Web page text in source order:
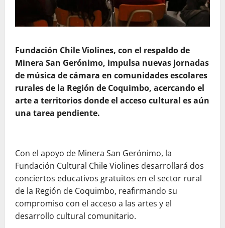
Fundación Chile Violines, con el respaldo de
Minera San Gerónimo, impulsa nuevas jornadas
de música de cámara en comunidades escolares
rurales de la Región de Coquimbo, acercando el
arte a territorios donde el acceso cultural es aún
una tarea pendiente.
Con el apoyo de Minera San Gerónimo, la
Fundación Cultural Chile Violines desarrollará dos
conciertos educativos gratuitos en el sector rural
de la Región de Coquimbo, reafirmando su
compromiso con el acceso a las artes y el
desarrollo cultural comunitario.